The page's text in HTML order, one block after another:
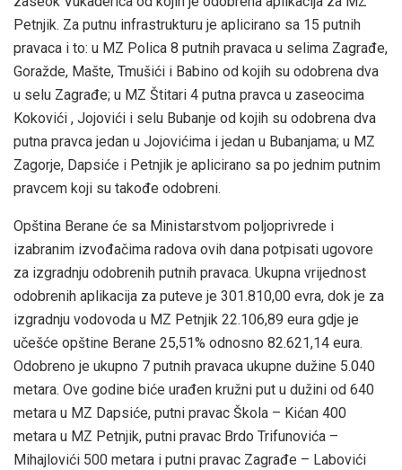
Petnjik. Za putnu infrastrukturu je aplicirano sa 15 putnih
pravaca i to: u MZ Polica 8 putnih pravaca u selima Zagrađe,
Goražde, Mašte, Tmušići i Babino od kojih su odobrena dva
u selu Zagrađe; u MZ Štitari 4 putna pravca u zaseocima
Kokovići , Jojovići i selu Bubanje od kojih su odobrena dva
putna pravca jedan u Jojovićima i jedan u Bubanjama; u MZ
Zagorje, Dapsiće i Petnjik je aplicirano sa po jednim putnim
pravcem koji su takođe odobreni.
Opština Berane će sa Ministarstvom poljoprivrede i
izabranim izvođačima radova ovih dana potpisati ugovore
za izgradnju odobrenih putnih pravaca. Ukupna vrijednost
odobrenih aplikacija za puteve je 301.810,00 evra, dok je za
izgradnju vodovoda u MZ Petnjik 22.106,89 eura gdje je
učešće opštine Berane 25,51% odnosno 82.621,14 eura.
Odobreno je ukupno 7 putnih pravaca ukupne dužine 5.040
metara. Ove godine biće urađen kružni put u dužini od 640
metara u MZ Dapsiće, putni pravac Škola – Kićan 400
metara u MZ Petnjik, putni pravac Brdo Trifunovića –
Mihajlovići 500 metara i putni pravac Zagrađe – Labovići